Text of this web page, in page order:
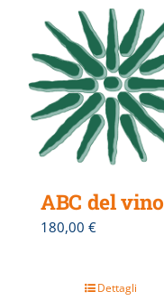
ABC del vino
180,00 €
Dettagli